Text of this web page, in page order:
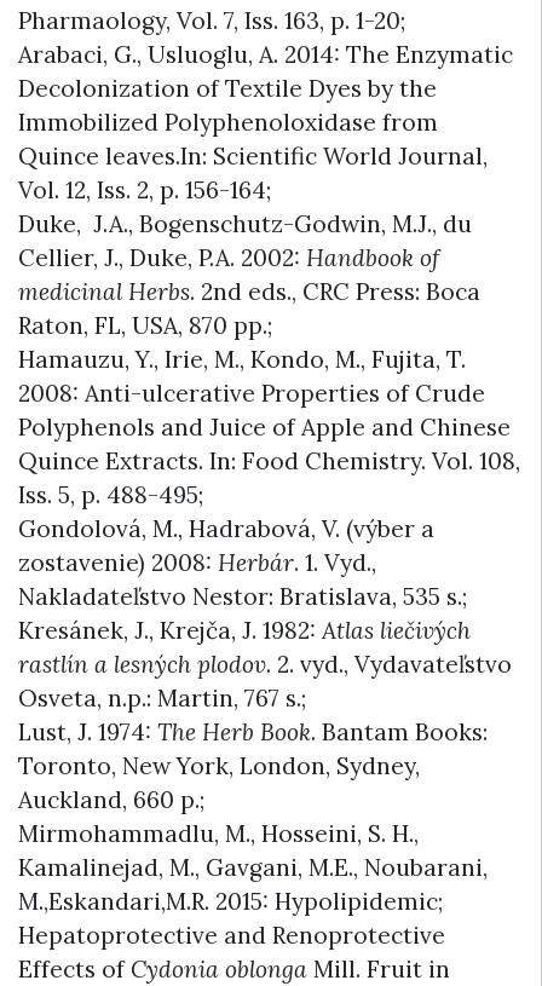
Pharmaology, Vol. 7, Iss. 163, p. 1-20;
Arabaci, G., Usluoglu, A. 2014: The Enzymatic
Decolonization of Textile Dyes by the
Immobilized Polyphenoloxidase from
Quince leaves.In: Scientific World Journal,
Vol. 12, Iss. 2, p. 156-164;
Duke, J.A., Bogenschutz-Godwin, M.J., du
Cellier, J., Duke, P.A. 2002: Handbook of
medicinal Herbs. 2nd eds., CRC Press: Boca
Raton, FL, USA, 870 pp.;
Hamauzu, Y., Irie, M., Kondo, M., Fujita, T.
2008: Anti-ulcerative Properties of Crude
Polyphenols and Juice of Apple and Chinese
Quince Extracts. In: Food Chemistry. Vol. 108,
Iss. 5, p. 488-495;
Gondolová, M., Hadrabová, V. (výber a
zostavenie) 2008: Herbár. 1. Vyd.,
Nakladateľstvo Nestor: Bratislava, 535 s.;
Kresánek, J., Krejča, J. 1982:Atlas liečivých
rastlín a lesných plodov. 2. vyd., Vydavateľstvo
Osveta, n.p.: Martin, 767 s.;
Lust, J. 1974: The Herb Book. Bantam Books:
Toronto, New York, London, Sydney,
Auckland, 660 p.;
Mirmohammadlu, M., Hosseini, S. H.,
Kamalinejad, M., Gavgani, M.E., Noubarani,
M.,Eskandari,M.R. 2015: Hypolipidemic;
Hepatoprotective and Renoprotective
Effects of Cydonia oblonga Mill. Fruit in